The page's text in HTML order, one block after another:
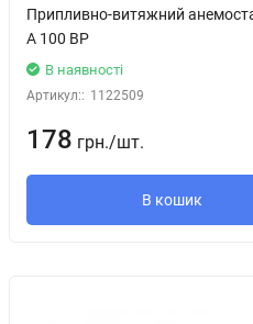
Припливно-витяжний
А 100 ВР
В наявності
Артикул:: 1122509
178 грн./шт.
В кошик